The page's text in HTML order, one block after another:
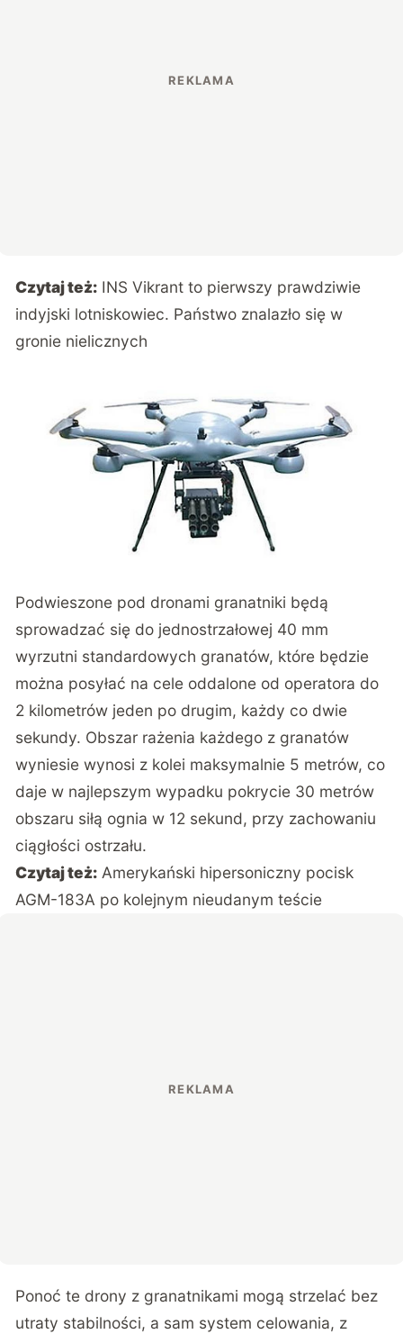
Czytaj też: INS Vikrant to pierwszy prawdziwie
indyjski lotniskowiec. Państwo znalazło się w
gronie nielicznych
Podwieszone pod dronami granatniki będą
sprowadzać się do jednostrzałowej 40 mm
wyrzutni standardowych granatów, które będzie
można posyłać na cele oddalone od operatora do
2 kilometrów jeden po drugim, każdy co dwie
sekundy. Obszar rażenia każdego z granatów
wyniesie wynosi z kolei maksymalnie 5 metrów, co
daje w najlepszym wypadku pokrycie 30 metrów
obszaru siłą ognia w 12 sekund, przy zachowaniu
ciągłości ostrzału.
Czytaj też: Amerykański hipersoniczny pocisk
AGM-183A po kolejnym nieudanym teście
Ponoć te drony z granatnikami mogą strzelać bez
utraty stabilności, a sam system celowania, z